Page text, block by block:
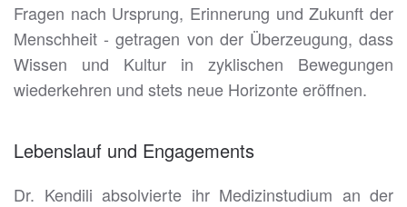
Fragen nach Ursprung, Erinnerung und Zukunft der
Menschheit - getragen von der Überzeugung, dass
Wissen und Kultur in zyklischen Bewegungen
wiederkehren und stets neue Horizonte eröffnen.
Lebenslauf und Engagements
Dr. Kendili absolvierte ihr Medizinstudium an der